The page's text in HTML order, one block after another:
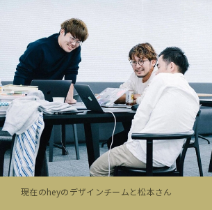
現在のheyのデザインチームと松本さん